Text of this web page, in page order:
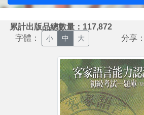
累計出版品總數量：117,872
字體： 小 中 大 分享：